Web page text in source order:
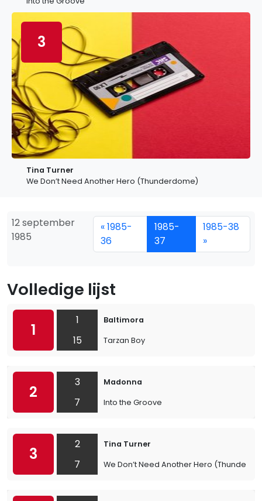
3
Tina Turner
We Don’t Need Another Hero (Thunderdome)
12 september
1985
« 1985-
36
1985-
37
1985-38
»
Volledige lijst
1
1
15
Baltimora
Tarzan Boy
2
3
7
Madonna
Into the Groove
3
2
7
Tina Turner
We Don’t Need Another Hero